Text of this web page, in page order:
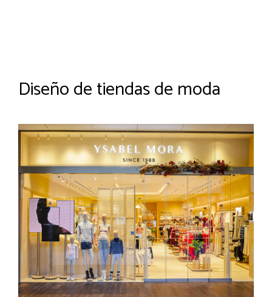
Diseño de tiendas de moda